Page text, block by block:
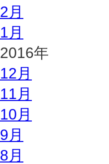
2月
1月
2016年
12月
11月
10月
9月
8月